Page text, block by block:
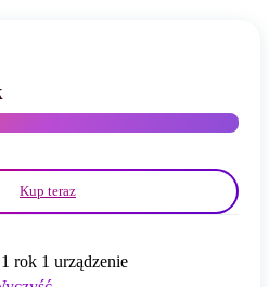
Kup teraz
1 rok 1 urządzenie